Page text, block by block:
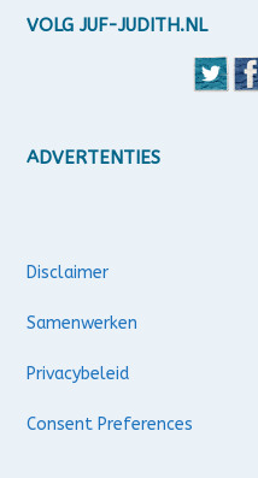
VOLG JUF-JUDITH.NL
ADVERTENTIES
Disclaimer
Samenwerken
Privacybeleid
Consent Preferences